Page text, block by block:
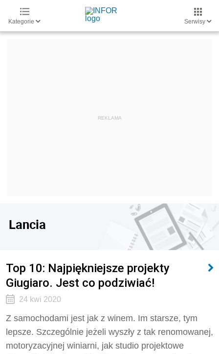
Kategorie Serwisy
Lancia
Top 10: Najpiękniejsze projekty
Giugiaro. Jest co podziwiać!
24 kwi 2020
Z samochodami jest jak z winem. Im starsze, tym
lepsze. Szczególnie jeżeli wyszły z tak renomowanej,
motoryzacyjnej winiarni, jak studio projektowe